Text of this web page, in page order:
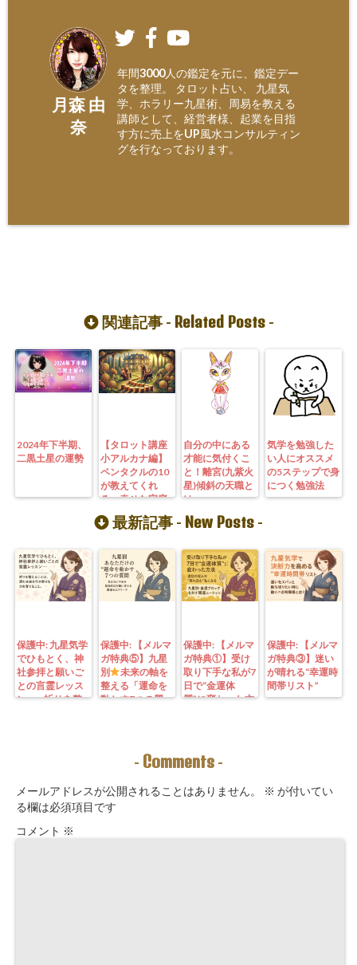
月森 由
奈
年間3000人の鑑定を元に、鑑定デー
タを整理。 タロット占い、 九星気
学、ホラリー九星術、周易を教える
講師として、経営者様、起業を目指
す方に売上をUP風水コンサルティン
グを行なっております。
関連記事 - Related Posts-
2024年下半期、
二黒土星の運勢
【タロット講座
小アルカナ編】
ペンタクルの10
が教えてくれ
る、幸せな家庭
と財産の築き方
自分の中にある
才能に気付くこ
と！離宮(九紫火
星)傾斜の天職と
は
気学を勉強した
い人にオススメ
の5ステップで身
につく勉強法
最新記事 - New Posts -
保護中: 九星気学
でひもとく、神
社参拝と願いご
との言霊レッス
ン—— 祈りを整
保護中: 【メルマ
ガ特典⑤】九星
別
未来の軸を
整える「運命を
動かす7つの質
ーチングできま
保護中: 【メルマ
ガ特典①】受け
取り下手な私が7
日で“金運体
質”に変わった方
九星別・金運ブ
ロックを外す開
保護中: 【メルマ
ガ特典③】迷い
が晴れる“幸運時
間帯リスト”
- Comments -
メールアドレスが公開されることはありません。 ※ が付いてい
る欄は必須項目です
コメント ※